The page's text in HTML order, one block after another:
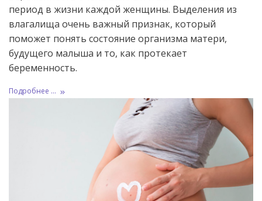
период в жизни каждой женщины. Выделения из
влагалища очень важный признак, который
поможет понять состояние организма матери,
будущего малыша и то, как протекает
беременность.
Подробнее ...